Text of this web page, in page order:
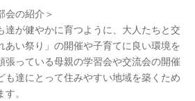
会の紹介＞
達が健やかに育つように、大人たちと交
あい祭り」の開催や子育てに良い環境を
張っている母親の学習会や交流会の開催
も達にとって住みやすい地域を築くため
。